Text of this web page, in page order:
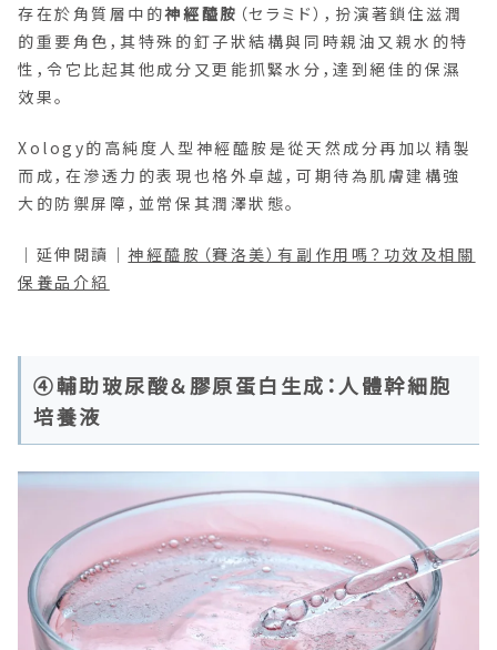
存在於角質層中的神經醯胺 （セラミド），扮演著鎖住滋潤
的重要角色，其特殊的釘子狀結構與同時親油又親水的特
性，令它比起其他成分又更能抓緊水分，達到絕佳的保濕
效果。
Xology的高純度人型神經醯胺是從天然成分再加以精製
而成，在滲透力的表現也格外卓越，可期待為肌膚建構強
大的防禦屏障，並常保其潤澤狀態。
｜延伸閱讀｜神經醯胺（賽洛美）有副作用嗎？功效及相關
保養品介紹
④輔助玻尿酸＆膠原蛋白生成：人體幹細胞
培養液